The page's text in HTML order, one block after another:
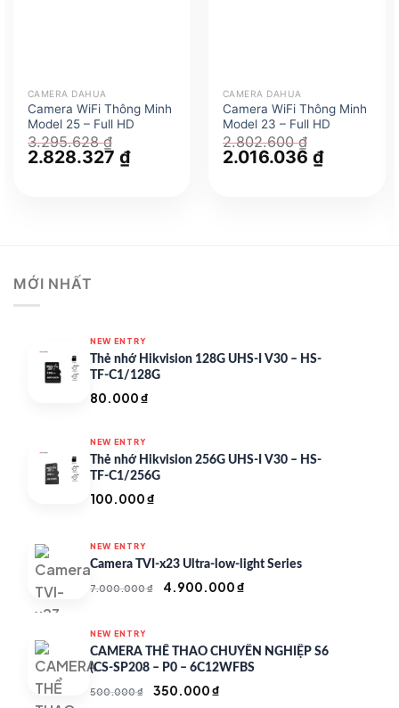
CAMERA DAHUA
Camera WiFi Thông Minh
Model 25 – Full HD
3.295.628₫
Giá
gốc
2.828.327 ₫Giá
hiện
CAMERA DAHUA
Camera WiFi Thông Minh
Model 23 – Full HD
2.802.600₫
Giá
gốc
2.016.036 ₫Giá
hiện
MỚI NHẤT
NEW ENTRY
Thẻ nhớ Hikvision 128G UHS-I V30 – HS-
TF-C1/128G
80.000₫
NEW ENTRY
Thẻ nhớ Hikvision 256G UHS-I V30 – HS-
TF-C1/256G
100.000₫
NEW ENTRY
Camera TVI-x23 Ultra-low-light Series
7.000.000₫
Giá
7.000.000 ₫.
4.900.000₫
là:
4.900.000 ₫.
NEW ENTRY
CAMERA THỂ THAO CHUYÊN NGHIỆP S6
(CS-SP208 – P0 – 6C12WFBS
500.000₫
Giá
350.000₫